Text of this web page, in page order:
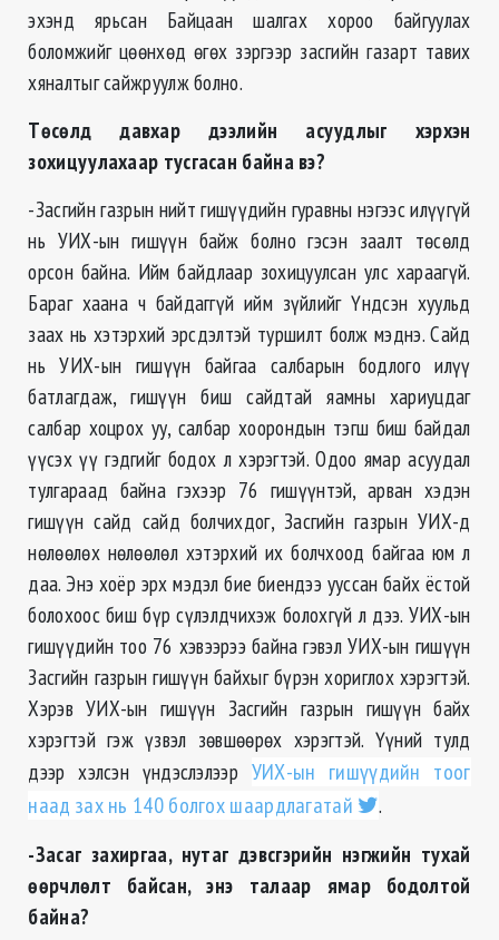
эхэнд ярьсан Байцаан шалгах хороо байгуулах
боломжийг цөөнхөд өгөх зэргээр засгийн газарт тавих
хяналтыг сайжруулж болно.
Төсөлд давхар дээлийн асуудлыг хэрхэн
зохицуулахаар тусгасан байна вэ?
-Засгийн газрын нийт гишүүдийн гуравны нэгээс илүүгүй
нь УИХ-ын гишүүн байж болно гэсэн заалт төсөлд
орсон байна. Ийм байдлаар зохицуулсан улс хараагүй.
Бараг хаана ч байдаггүй ийм зүйлийг Үндсэн хуульд
заах нь хэтэрхий эрсдэлтэй туршилт болж мэднэ. Сайд
нь УИХ-ын гишүүн байгаа салбарын бодлого илүү
батлагдаж, гишүүн биш сайдтай яамны хариуцдаг
салбар хоцрох уу, салбар хоорондын тэгш биш байдал
үүсэх үү гэдгийг бодох л хэрэгтэй. Одоо ямар асуудал
тулгараад байна гэхээр 76 гишүүнтэй, арван хэдэн
гишүүн сайд сайд болчихдог, Засгийн газрын УИХ-д
нөлөөлөх нөлөөлөл хэтэрхий их болчхоод байгаа юм л
даа. Энэ хоёр эрх мэдэл бие биендээ ууссан байх ёстой
болохоос биш бүр сүлэлдчихэж болохгүй л дээ. УИХ-ын
гишүүдийн тоо 76 хэвээрээ байна гэвэл УИХ-ын гишүүн
Засгийн газрын гишүүн байхыг бүрэн хориглох хэрэгтэй.
Хэрэв УИХ-ын гишүүн Засгийн газрын гишүүн байх
хэрэгтэй гэж үзвэл зөвшөөрөх хэрэгтэй. Үүний тулд
дээр хэлсэн үндэслэлээр УИХ-ын гишүүдийн тоог
наад зах нь 140 болгох шаардлагатай
.
-Засаг захиргаа, нутаг дэвсгэрийн нэгжийн тухай
өөрчлөлт байсан, энэ талаар ямар бодолтой
байна?